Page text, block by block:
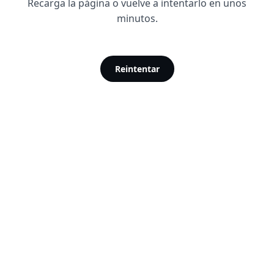
Recarga la página o vuelve a intentarlo en unos
minutos.
Reintentar